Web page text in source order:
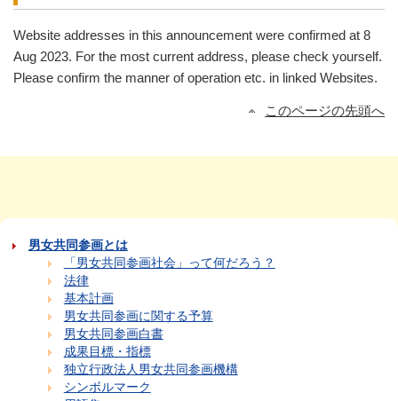
Website addresses in this announcement were confirmed at 8
Aug 2023. For the most current address, please check yourself.
Please confirm the manner of operation etc. in linked Websites.
このページの先頭へ